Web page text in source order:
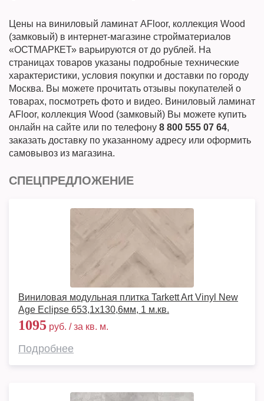
Цены на виниловый ламинат AFloor, коллекция Wood
(замковый) в интернет-магазине стройматериалов
«ОСТМАРКЕТ» варьируются от до рублей. На
страницах товаров указаны подробные технические
характеристики, условия покупки и доставки по городу
Москва. Вы можете прочитать отзывы покупателей о
товарах, посмотреть фото и видео. Виниловый ламинат
AFloor, коллекция Wood (замковый) Вы можете купить
онлайн на сайте или по телефону 8 800 555 07 64,
заказать доставку по указанному адресу или оформить
самовывоз из магазина.
СПЕЦПРЕДЛОЖЕНИЕ
Виниловая модульная плитка Tarkett Art Vinyl New
Age Eclipse 653,1х130,6мм, 1 м.кв.
1095 руб. / за кв. м.
Подробнее